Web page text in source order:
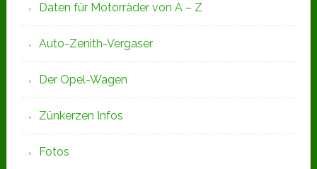
Daten für Motorräder von A – Z
Auto-Zenith-Vergaser
Der Opel-Wagen
Zünkerzen Infos
Fotos